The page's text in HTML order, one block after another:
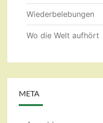
Wiederbelebungen
Wo die Welt aufhört
META